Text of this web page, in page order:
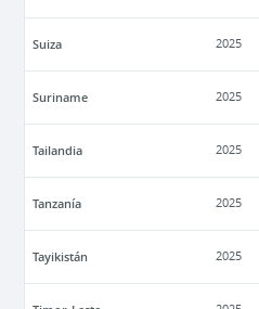
Suiza 2025
Suriname 2025
Tailandia 2025
Tanzanía 2025
Tayikistán 2025